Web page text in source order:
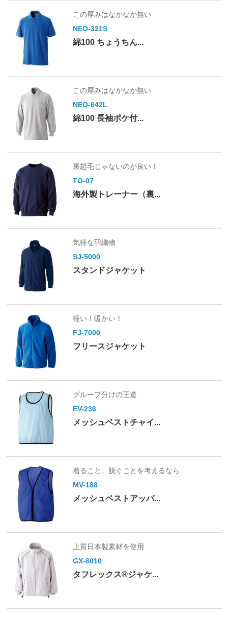
この厚みはなかなか無い
NEO-321S
綿100 ちょうちん...
この厚みはなかなか無い
NEO-642L
綿100 長袖ポケ付...
裏起毛じゃないのが良い！
TO-07
海外製トレーナー（裏...
気軽な羽織物
SJ-5000
スタンドジャケット
軽い！暖かい！
FJ-7000
フリースジャケット
グループ分けの王道
EV-236
メッシュベストチャイ...
着ること、脱ぐことを考えるなら
MV-188
メッシュベストアッパ...
上質日本製素材を使用
GX-6010
タフレックス®ジャケ...